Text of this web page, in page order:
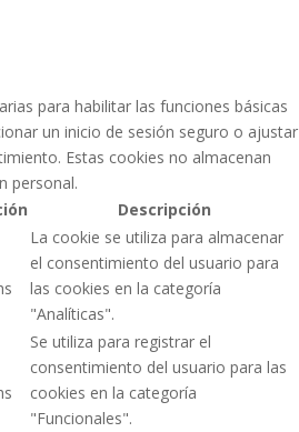
para habilitar las funciones básicas
un inicio de sesión seguro o ajustar
Estas cookies no almacenan
personal.
Descripción
La cookie se utiliza para almacenar
el consentimiento del usuario para
las cookies en la categoría
"Analíticas".
Se utiliza para registrar el
consentimiento del usuario para las
cookies en la categoría
"Funcionales".